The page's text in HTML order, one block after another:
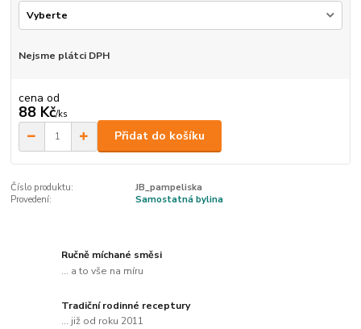
Nejsme plátci DPH
cena od
88 Kč/ks
Přidat do košíku
Číslo produktu:
JB_pampeliska
Provedení:
Samostatná bylina
Ručně míchané směsi
... a to vše na míru
Tradiční rodinné receptury
... již od roku 2011